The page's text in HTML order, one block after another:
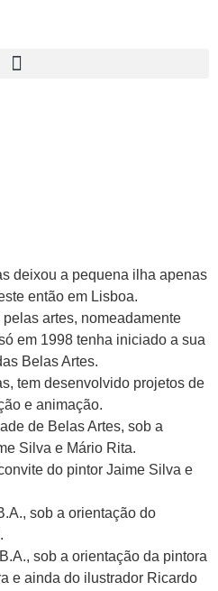
deixou a pequena ilha apenas
então em Lisboa.
artes, nomeadamente
em 1998 tenha iniciado a sua
Belas Artes.
tem desenvolvido projetos de
e animação.
de Belas Artes, sob a
Silva e Mário Rita.
do pintor Jaime Silva e
sob a orientação do
sob a orientação da pintora
e ainda do ilustrador Ricardo